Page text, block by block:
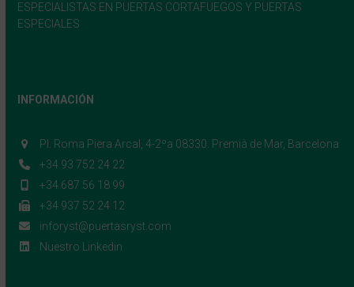
ESPECIALISTAS EN PUERTAS CORTAFUEGOS Y PUERTAS
ESPECIALES
INFORMACIÓN
Pl. Roma Piera Arcal, 4-2ºa 08330. Premià de Mar, Barcelona
+34 93 752 24 22
+34 687 56 18 99
+34 937 52 24 12
inforyst@puertasryst.com
Nuestro Linkedin